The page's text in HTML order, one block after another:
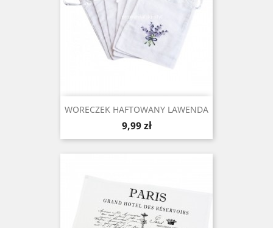
WORECZEK HAFTOWANY LAWENDA
Cena
9,99 zł